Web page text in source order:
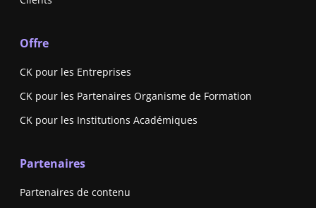
Offre
CK pour les Entreprises
CK pour les Partenaires Organisme de Formation
CK pour les Institutions Académiques
Partenaires
Partenaires de contenu